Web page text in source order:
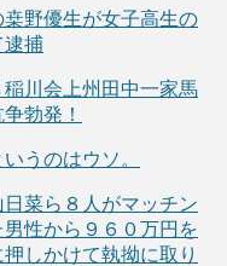
野優生が女子高生の
逮捕
川会上州田中一家馬
勃発！
うのはウソ。
菜ら８人がマッチン
性から９６０万円を
しかけて執拗に取り